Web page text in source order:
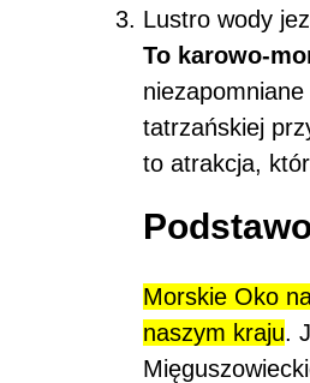
Lustro wody
To karowo-
tatrzańskiej
to atrakcja,
Morskie Oko
naszym kraju.